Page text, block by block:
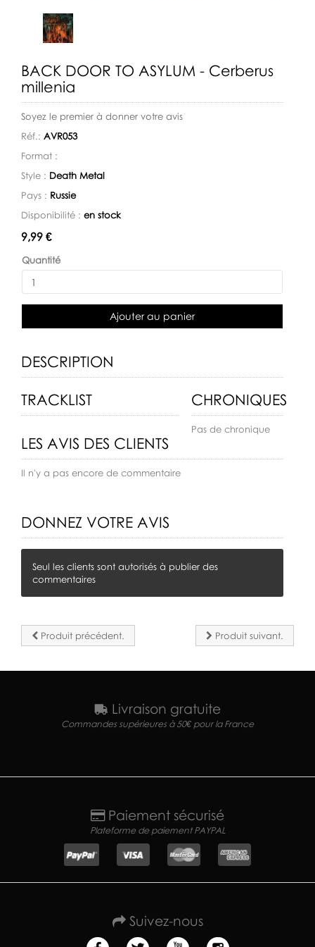
BACK DOOR TO ASYLUM - Cerberus
millenia
Soyez le premier à donner votre avis
Réf.: AVR053
Format :
Style : Death Metal
Pays : Russie
Disponibilité : en stock
Disponibilité:
9,99 €
Quantité
Ajouter au panier
DESCRIPTION
TRACKLIST CHRONIQUES
Pas de chronique
LES AVIS DES CLIENTS
Il n'y a pas encore de commentaire
DONNEZ VOTRE AVIS
Seul les clients sont autorisés à publier des
commentaires
Produit précédent. Produit suivant.
Livraison gratuite
Commandes supérieures à 50€ pour la France
Paiement sécurisé
Plateforme de paiement PAYPAL
Suivez-nous